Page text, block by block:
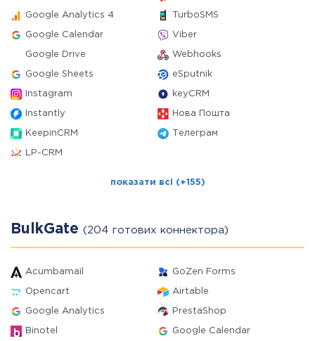
Google Analytics 4 TurboSMS
Google Calendar Viber
Google Drive Webhooks
Google Sheets eSputnik
Instagram keyCRM
Instantly Нова Пошта
KeepinCRM Телеграм
LP-CRM
показати всі (+155)
BulkGate (204 готових коннектора)
Acumbamail GoZen Forms
Opencart Airtable
Google Analytics PrestaShop
Binotel Google Calendar